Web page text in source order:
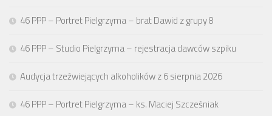
46 PPP – Portret Pielgrzyma – brat Dawid z grupy 8
46 PPP – Studio Pielgrzyma – rejestracja dawców szpiku
Audycja trzeźwiejących alkoholików z 6 sierpnia 2026
46 PPP – Portret Pielgrzyma – ks. Maciej Szcześniak